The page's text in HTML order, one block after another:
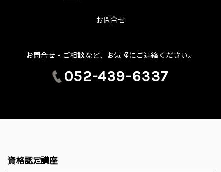
お問合せ
お問合せ・ご相談など、お気軽にご連絡ください。
052-439-6337
資格認定講座